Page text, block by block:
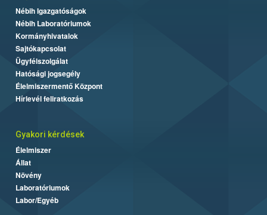
Nébih Igazgatóságok
Nébih Laboratóriumok
Kormányhivatalok
Sajtókapcsolat
Ügyfélszolgálat
Hatósági jogsegély
Élelmiszermentő Központ
Hírlevél feliratkozás
Gyakori kérdések
Élelmiszer
Állat
Növény
Laboratóriumok
Labor/Egyéb